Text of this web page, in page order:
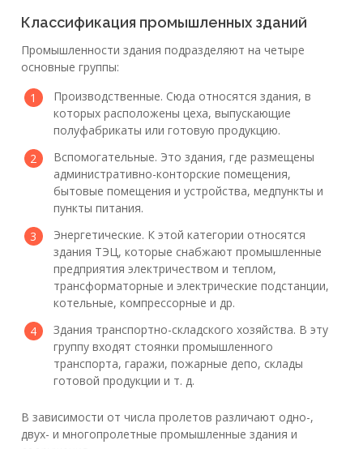
Классификация промышленных зданий
Промышленности здания подразделяют на четыре
основные группы:
Производственные. Сюда относятся здания, в
которых расположены цеха, выпускающие
полуфабрикаты или готовую продукцию.
Вспомогательные. Это здания, где размещены
административно-конторские помещения,
бытовые помещения и устройства, медпункты и
пункты питания.
Энергетические. К этой категории относятся
здания ТЭЦ, которые снабжают промышленные
предприятия электричеством и теплом,
трансформаторные и электрические подстанции,
котельные, компрессорные и др.
Здания транспортно-складского хозяйства. В эту
группу входят стоянки промышленного
транспорта, гаражи, пожарные депо, склады
готовой продукции и т. д.
В зависимости от числа пролетов различают одно-,
двух- и многопролетные промышленные здания и